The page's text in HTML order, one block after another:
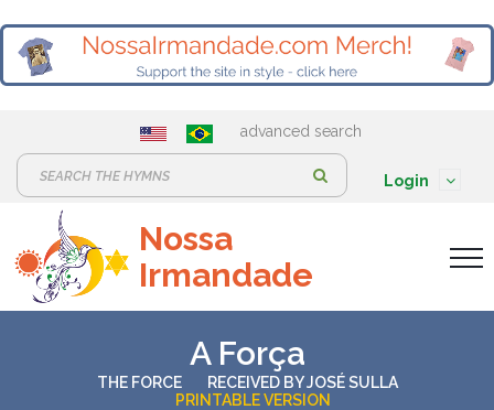
advanced search
e
a
r
Login
Nossa
Irmandade
A Força
THE FORCE RECEIVED BYJOSÉ SULLA
PRINTABLE VERSION